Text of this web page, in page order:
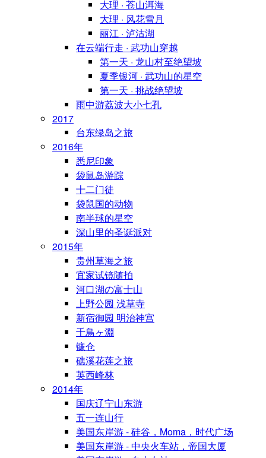
大理 · 苍山洱海
大理 · 风花雪月
丽江 · 泸沽湖
在云端行走 · 武功山穿越
第一天 · 龙山村至绝望坡
夏季银河 · 武功山的星空
第一天 · 挑战绝望坡
雨中游荔波大小七孔
2017
台东绿岛之旅
2016年
悉尼印象
袋鼠岛游踪
十二门徒
袋鼠国的动物
南半球的星空
深山里的圣诞派对
2015年
贵州草海之旅
宜家试镜随拍
河口湖の富士山
上野公园 浅草寺
新宿御园 明治神宫
千鳥ヶ淵
镰仓
礁溪花莲之旅
英西峰林
2014年
国庆辽宁山东游
五一连山行
美国东岸游 - 硅谷，Moma，时代广场
美国东岸游 - 中央火车站，帝国大厦